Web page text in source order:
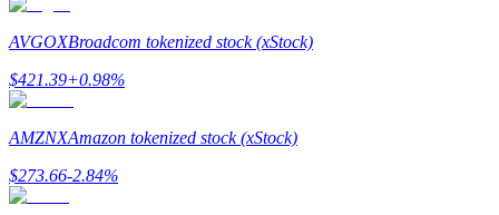
Deposit CASHCAT & Win
Share 500000 CASHCAT prize pool
Exclusive for BitMart Users
AVGOXBroadcom tokenized stock (xStock)
$421.39+0.98%
AMZNXAmazon tokenized stock (xStock)
$273.66-2.84%